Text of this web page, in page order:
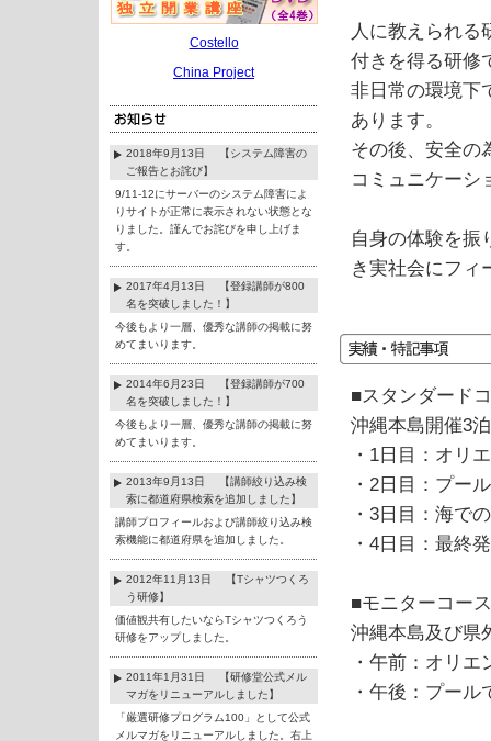
Costello
China Project
2018年9月13日 【システム障害の
ご報告とお詫び】
9/11-12にサーバーのシステム障害によ
りサイトが正常に表示されない状態とな
りました。謹んでお詫びを申し上げま
す。
2017年4月13日 【登録講師が800
名を突破しました！】
今後もより一層、優秀な講師の掲載に努
めてまいります。
2014年6月23日 【登録講師が700
名を突破しました！】
今後もより一層、優秀な講師の掲載に努
めてまいります。
2013年9月13日 【講師絞り込み検
索に都道府県検索を追加しました】
講師プロフィールおよび講師絞り込み検
索機能に都道府県を追加しました。
2012年11月13日 【Tシャツつくろ
う研修】
価値観共有したいならTシャツつくろう
研修をアップしました。
2011年1月31日 【研修堂公式メル
マガをリニューアルしました】
「厳選研修プログラム100」として公式
メルマガをリニューアルしました。右上
人に教えられる
付きを得る研修
非日常の環境下
あります。
その後、安全の
コミュニケーシ
自身の体験を振
き実社会にフィ
■スタンダード
沖縄本島開催3
・1日目：オリ
・2日目：プー
・3日目：海で
・4日目：最終
■モニターコー
沖縄本島及び県
・午前：オリ
・午後：プー